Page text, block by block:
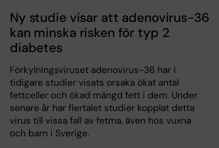
Ny studie visar att adenovirus-36
kan minska risken för typ 2
diabetes
Förkylningsviruset adenovirus-36 har i
tidigare studier visats orsaka ökat antal
fettceller och ökad mängd fett i dem. Under
senare år har flertalet studier kopplat detta
virus till vissa fall av fetma, även hos vuxna
och barn i Sverige.